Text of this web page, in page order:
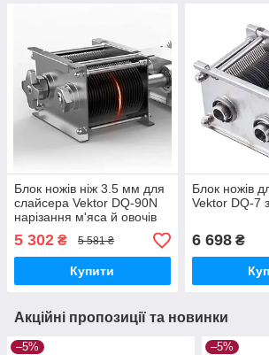
Блок ножів ніж 3.5 мм для
слайсера Vektor DQ-90N
нарізання м'яса й овочів
5 302 ₴ 5 581 ₴
Купити
Блок ножів
Vektor DQ-7
6 698₴
Акційні пропозиції та новинки
–5% –5%